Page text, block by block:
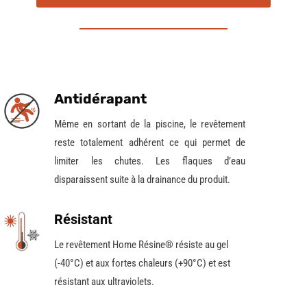
Antidérapant
Mêmeen sortant de la piscine, le revêtement
reste totalement adhérent ce qui permet de
limiter les chutes.
Les flaques d’eau
disparaissent suite à la drainance du produit.
Résistant
Le revêtement Home Résine® résiste au gel
(-40°C) et aux fortes chaleurs (+90°C) et est
résistant aux ultraviolets.